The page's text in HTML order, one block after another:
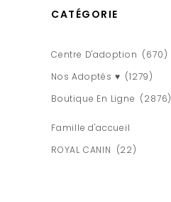
CATÉGORIE
Centre D'adoption (670)
Nos Adoptés ♥ (1279)
Boutique En Ligne (2876)
Famille d'accueil
ROYAL CANIN (22)